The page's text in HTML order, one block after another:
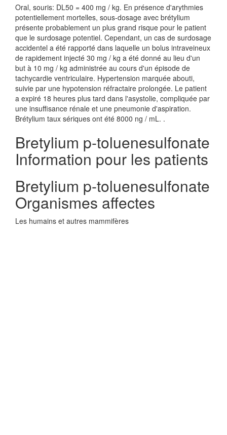
Oral, souris: DL50 = 400 mg / kg. En présence d'arythmies
potentiellement mortelles, sous-dosage avec brétylium
présente probablement un plus grand risque pour le patient
que le surdosage potentiel. Cependant, un cas de surdosage
accidentel a été rapporté dans laquelle un bolus intraveineux
de rapidement injecté 30 mg / kg a été donné au lieu d'un
but à 10 mg / kg administrée au cours d'un épisode de
tachycardie ventriculaire. Hypertension marquée abouti,
suivie par une hypotension réfractaire prolongée. Le patient
a expiré 18 heures plus tard dans l'asystolie, compliquée par
une insuffisance rénale et une pneumonie d'aspiration.
Brétylium taux sériques ont été 8000 ng / mL. .
Bretylium p-toluenesulfonate
Information pour les patients
Bretylium p-toluenesulfonate
Organismes affectes
Les humains et autres mammifères